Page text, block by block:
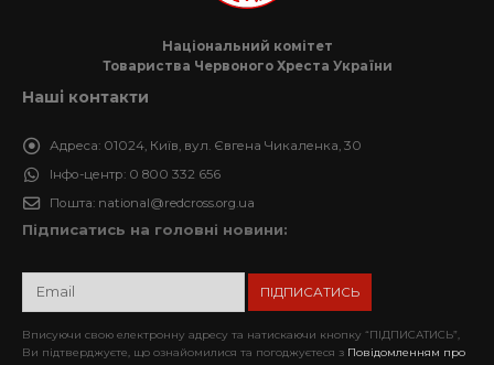
Національний комітет
Товариства Червоного Хреста України
Наші контакти
Адреса: 01024, Київ, вул. Євгена Чикаленка, 30
Інфо-центр: 0 800 332 656
Пошта: national@redcross.org.ua
Підписатись на головні новини:
Вписуючи свою електронну адресу та натискаючи кнопку “ПІДПИСАТИСЬ”,
Ви підтверджуєте, що ознайомилися та погоджуєтеся з Повідомленням про